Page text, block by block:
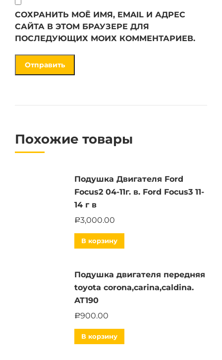
СОХРАНИТЬ МОЁ ИМЯ, EMAIL И АДРЕС
САЙТА В ЭТОМ БРАУЗЕРЕ ДЛЯ
ПОСЛЕДУЮЩИХ МОИХ КОММЕНТАРИЕВ.
Похожие товары
Подушка Двигателя Ford
Focus2 04-11г. в. Ford Focus3 11-
14 г в
Р3,000.00
В корзину
Подушка двигателя передняя
toyota corona,carina,caldina.
AT190
Р900.00
В корзину